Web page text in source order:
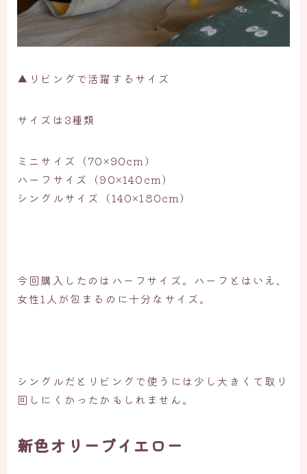
▲リビングで活躍するサイズ
サイズは3種類
ミニサイズ（70×90cm）
ハーフサイズ（90×140cm）
シングルサイズ（140×180cm）
今回購入したのはハーフサイズ。ハーフとはいえ、
女性1人が包まるのに十分なサイズ。
シングルだとリビングで使うには少し大きくて取り
回しにくかったかもしれません。
新色オリーブイエロー